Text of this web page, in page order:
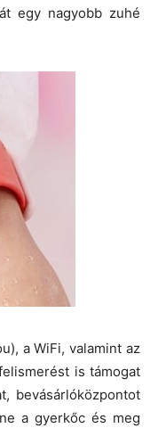
egy nagyobb zuhé
a WiFi, valamint az
is támogat
bevásárlóközpontot
a gyerkőc és meg